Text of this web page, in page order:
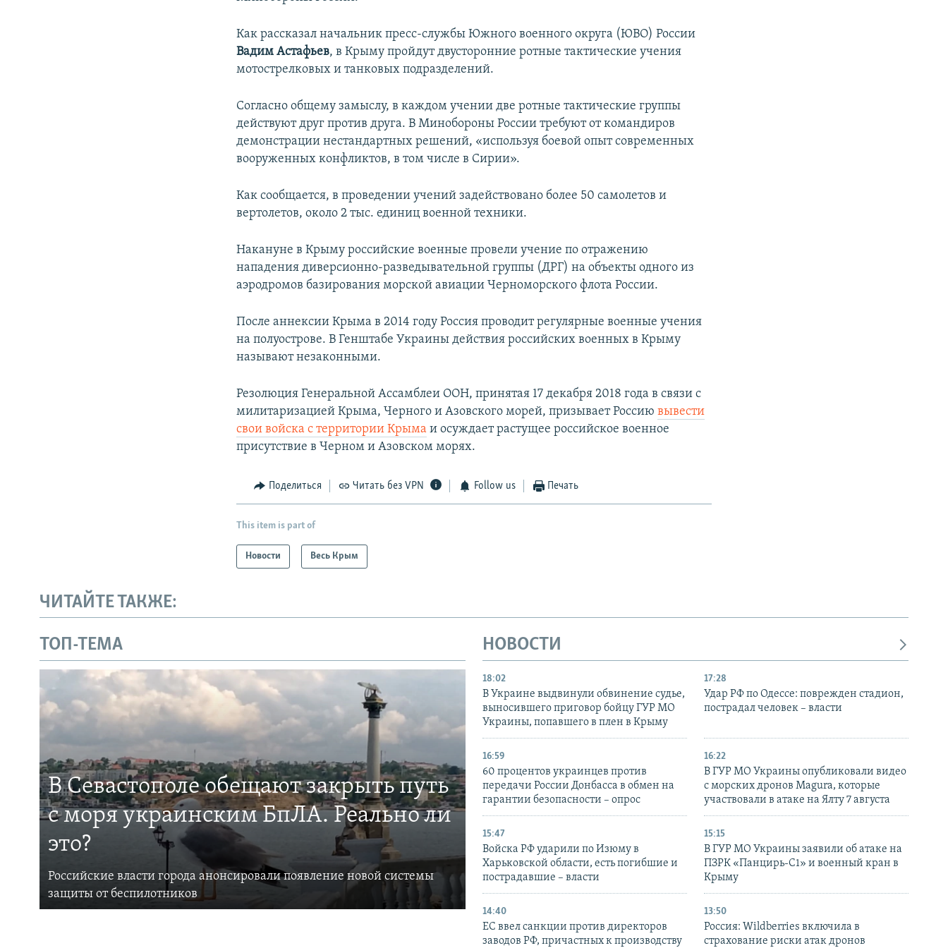
Как рассказал начальник пресс-службы Южного военного округа (ЮВО) России
Вадим Астафьев, в Крыму пройдут двусторонние ротные тактические учения
мотострелковых и танковых подразделений.
Согласно общему замыслу, в каждом учении две ротные тактические группы
действуют друг против друга. В Минобороны России требуют от командиров
демонстрации нестандартных решений, «используя боевой опыт современных
вооруженных конфликтов, в том числе в Сирии».
Как сообщается, в проведении учений задействовано более 50 самолетов и
вертолетов, около 2 тыс. единиц военной техники.
Накануне в Крыму российские военные провели учение по отражению
нападения диверсионно-разведывательной группы (ДРГ) на объекты одного из
аэродромов базирования морской авиации Черноморского флота России.
После аннексии Крыма в 2014 году Россия проводит регулярные военные учения
на полуострове. В Генштабе Украины действия российских военных в Крыму
называют незаконными.
Резолюция Генеральной Ассамблеи ООН, принятая 17 декабря 2018 года в связи с
милитаризацией Крыма, Черного и Азовского морей, призывает Россиювывести
свои войска с территории Крыма и осуждает растущее российское военное
присутствие в Черном и Азовском морях.​
Поделиться Читать без VPN Follow us Печать
This item is part of
Новости Весь Крым
ЧИТАЙТЕ ТАКЖЕ:
ТОП-ТЕМА
В Севастополе обещают закрыть путь
с моря украинским БпЛА. Реально ли
это?
Российские власти города анонсировали появление новой системы
защиты от беспилотников
НОВОСТИ
18:02
В Украине выдвинули обвинение судье,
выносившего приговор бойцу ГУР МО
Украины, попавшего в плен в Крыму
17:28
Удар РФ по Одессе: поврежден стадион,
пострадал человек – власти
16:59
60 процентов украинцев против
передачи России Донбасса в обмен на
гарантии безопасности – опрос
16:22
В ГУР МО Украины опубликовали видео
с морских дронов Magura, которые
участвовали в атаке на Ялту 7 августа
15:47
Войска РФ ударили по Изюму в
Харьковской области, есть погибшие и
пострадавшие – власти
15:15
В ГУР МО Украины заявили об атаке на
ПЗРК «Панцирь-С1» и военный кран в
Крыму
14:40
ЕС ввел санкции против директоров
заводов РФ, причастных к производству
13:50
Россия: Wildberries включила в
страхование риски атак дронов